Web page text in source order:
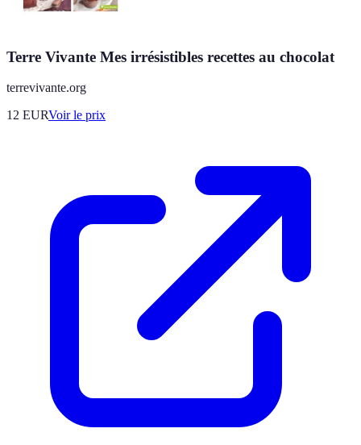
Terre Vivante Mes irrésistibles recettes au chocolat
terrevivante.org
12 EURVoir le prix